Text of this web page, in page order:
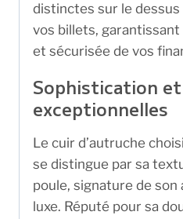
distinctes sur le
vos billets,
et sécurisée de vos
Sophistication
exceptionnelles
Le cuir d’autruche
se distingue par sa
poule, signature de
luxe. Réputé pour sa